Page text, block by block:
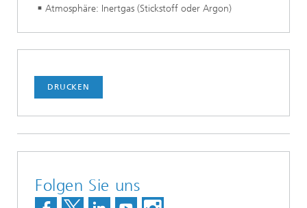
Atmosphäre: Inertgas (Stickstoff oder Argon)
DRUCKEN
Folgen Sie uns